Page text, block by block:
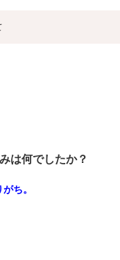
は何でしたか？
ち。